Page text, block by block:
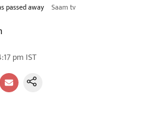
passed away Saam tv
pm IST